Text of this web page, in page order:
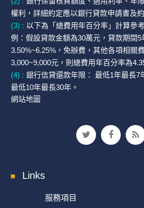
權利，詳細約定應以銀行貸款申請書及
(3) : 以下為「總費用年百分率」計算參
例：假設貸款金額為30萬元，貸款期間5
3.50%~6.25%，免辦費，其他各項相關
3,000~9,000元，則總費用年百分率為
(4) : 銀行信貸還款年限： 最低1年最長7
最低10年最長30年。
網站地圖
Links
服務項目